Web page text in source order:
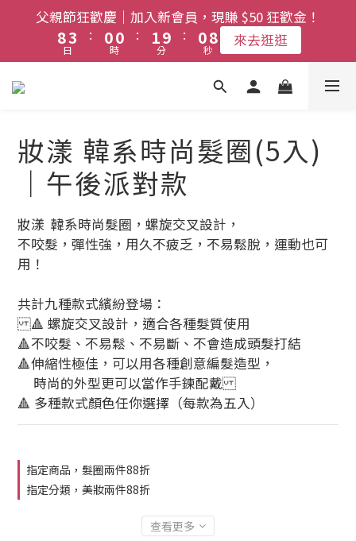
父親節限定🔥滿880免運｜官網限定滿額再送好禮
父親節狂歡慶｜加入新會員，現賺 $50 狂歡金！
9
8
7
3
2
1
4
3
2
日
:
1
0
1
0
時
:
2
1
0
9
8
4
3
2
0
分
:
1
0
8
7
6
5
2
1
秒
來去逛逛
父親節限定🔥滿880免運｜官網限定滿額再送好禮
妝漾 韓系時尚髮圈(5入)
｜午後派對款
妝漾  韓系時尚髮圈，螺旋交叉設計，
不咬髮，彈性強，用久不疲乏，不易鬆脫，運動也可
用！
共計九種款式繽紛登場：
🔺 螺旋交叉設計，適合各種髮質使用
🔺不咬髮、不易鬆、不易斷、不會造成頭髮打結
🔺伸縮性極佳，可以用各種創意編髮造型，
     時尚的外型更可以當作手鍊配戴
🔺 多種款式顏色任你選擇（每款為五入）
指定商品，髮圈兩件88折
指定分類，美妝兩件88折
查看更多